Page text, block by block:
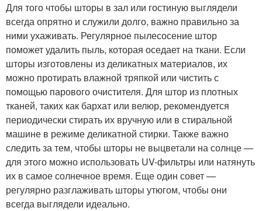
Для того чтобы шторы в зал или гостиную выглядели
всегда опрятно и служили долго, важно правильно за
ними ухаживать. Регулярное пылесосение штор
поможет удалить пыль, которая оседает на ткани. Если
шторы изготовлены из деликатных материалов, их
можно протирать влажной тряпкой или чистить с
помощью парового очистителя. Для штор из плотных
тканей, таких как бархат или велюр, рекомендуется
периодически стирать их вручную или в стиральной
машине в режиме деликатной стирки. Также важно
следить за тем, чтобы шторы не выцветали на солнце —
для этого можно использовать UV-фильтры или натянуть
их в самое солнечное время. Еще один совет —
регулярно разглаживать шторы утюгом, чтобы они
всегда выглядели идеально.